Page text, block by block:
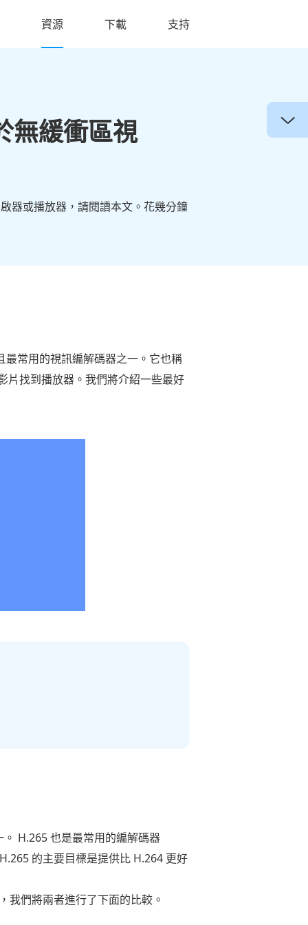
資源 下載 支持
無緩衝區視
器或播放器，請閱讀本文。花幾分鐘
最常用的視訊編解碼器之一。它也稱
片找到播放器。我們將介紹一些最好
H.265 也是最常用的編解碼器
的主要目標是提供比 H.264 更好
我們將兩者進行了下面的比較。